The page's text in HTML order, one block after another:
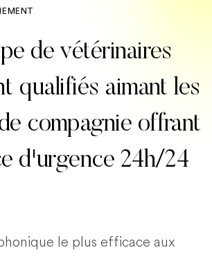
de vétérinaires
qualifiés aimant les
compagnie offrant
d'urgence 24h/24
le plus efficace aux